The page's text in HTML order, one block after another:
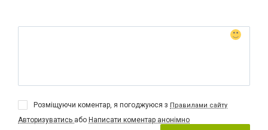
Розміщуючи коментар, я погоджуюся з Правилами сайту
Авторизуватись або Написати коментар анонімно